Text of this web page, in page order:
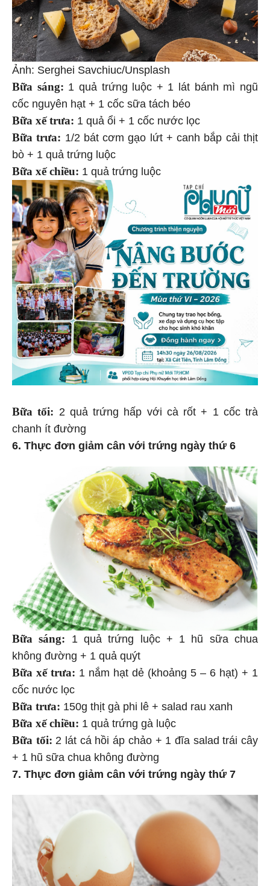
Ảnh: Serghei Savchiuc/Unsplash
Bữa sáng: 1 quả trứng luộc + 1 lát bánh mì ngũ
cốc nguyên hạt + 1 cốc sữa tách béo
Bữa xế trưa: 1 quả ổi + 1 cốc nước lọc
Bữa trưa: 1/2 bát cơm gạo lứt + canh bắp cải thịt
bò + 1 quả trứng luộc
Bữa xế chiều: 1 quả trứng luộc
Bữa tối: 2 quả trứng hấp với cà rốt + 1 cốc trà
chanh ít đường
6. Thực đơn giảm cân với trứng ngày thứ 6
Bữa sáng: 1 quả trứng luộc + 1 hũ sữa chua
không đường + 1 quả quýt
Bữa xế trưa: 1 nắm hạt dẻ (khoảng 5 – 6 hạt) + 1
cốc nước lọc
Bữa trưa: 150g thịt gà phi lê + salad rau xanh
Bữa xế chiều: 1 quả trứng gà luộc
Bữa tối: 2 lát cá hồi áp chảo + 1 đĩa salad trái cây
+ 1 hũ sữa chua không đường
7. Thực đơn giảm cân với trứng ngày thứ 7